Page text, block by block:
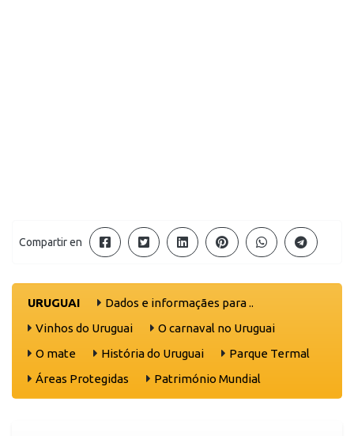
Compartir en
URUGUAI
Dados e informaçães para ..
Vinhos do Uruguai
O carnaval no Uruguai
O mate
História do Uruguai
Parque Termal
Áreas Protegidas
Património Mundial